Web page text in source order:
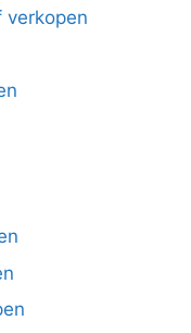
verkopen